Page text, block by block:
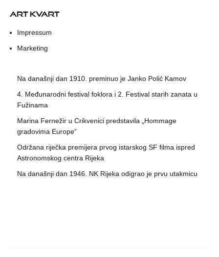
ART KVART
Impressum
Marketing
Na današnji dan 1910. preminuo je Janko Polić Kamov
4. Međunarodni festival foklora i 2. Festival starih zanata u
Fužinama
Marina Fernežir u Crikvenici predstavila „Hommage
gradovima Europe“
Održana riječka premijera prvog istarskog SF filma ispred
Astronomskog centra Rijeka
Na današnji dan 1946. NK Rijeka odigrao je prvu utakmicu